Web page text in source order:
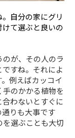
自分の家にグリ
て選ぶと良いの
が、その人のラ
すね。それによ
例えばカッコイ
のかかる植物を
わないとすぐに
りも大事です
を選ぶことも大切